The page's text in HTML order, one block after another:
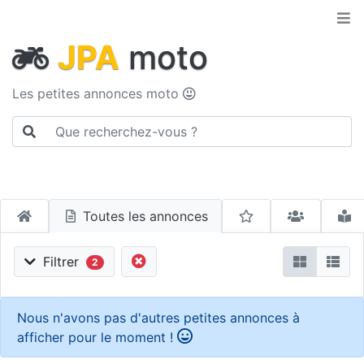
JPA moto
Les petites annonces moto
Toutes les annonces
Filtrer 2
Nous n'avons pas d'autres petites annonces à
afficher pour le moment !